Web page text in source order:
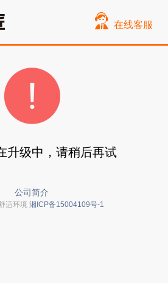
在线客服
升级中，请稍后再试
公司简介
适环境 湘ICP备15004109号-1